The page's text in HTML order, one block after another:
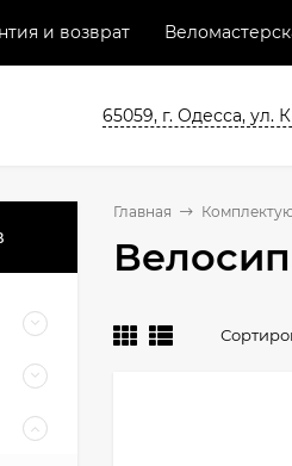
и возврат
65059, г. Одесса, ул.
Главная